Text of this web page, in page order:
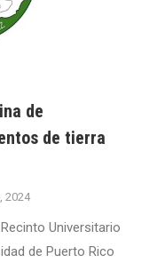
de
de tierra
2024
Universitario
de Puerto Rico